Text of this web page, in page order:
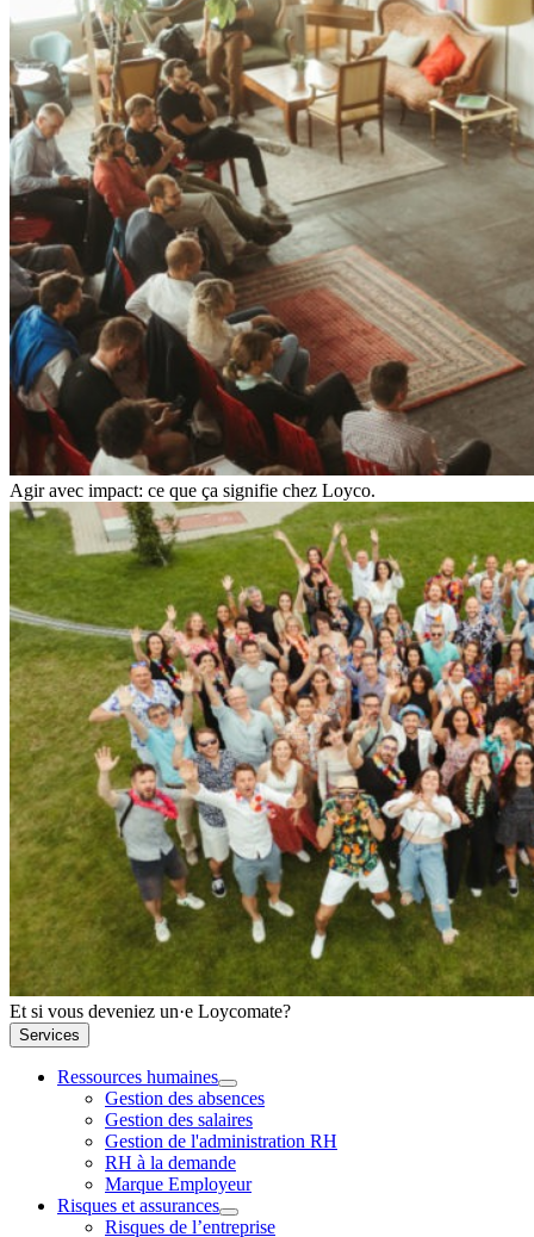
Agir avec impact: ce que ça signifie chez Loyco.
Et si vous deveniez un·e Loycomate?
Services
Ressources humaines
Gestion des absences
Gestion des salaires
Gestion de l'administration RH
RH à la demande
Marque Employeur
Risques et assurances
Risques de l’entreprise